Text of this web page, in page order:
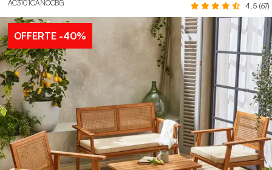
AC3101CANOCBG 4.5 (67)
OFFERTE-40%